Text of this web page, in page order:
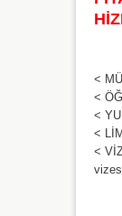
<
<
<
<
<